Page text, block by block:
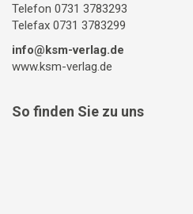
Telefon 0731 3783293
Telefax 0731 3783299
info@ksm-verlag.de
www.ksm-verlag.de
So finden Sie zu uns